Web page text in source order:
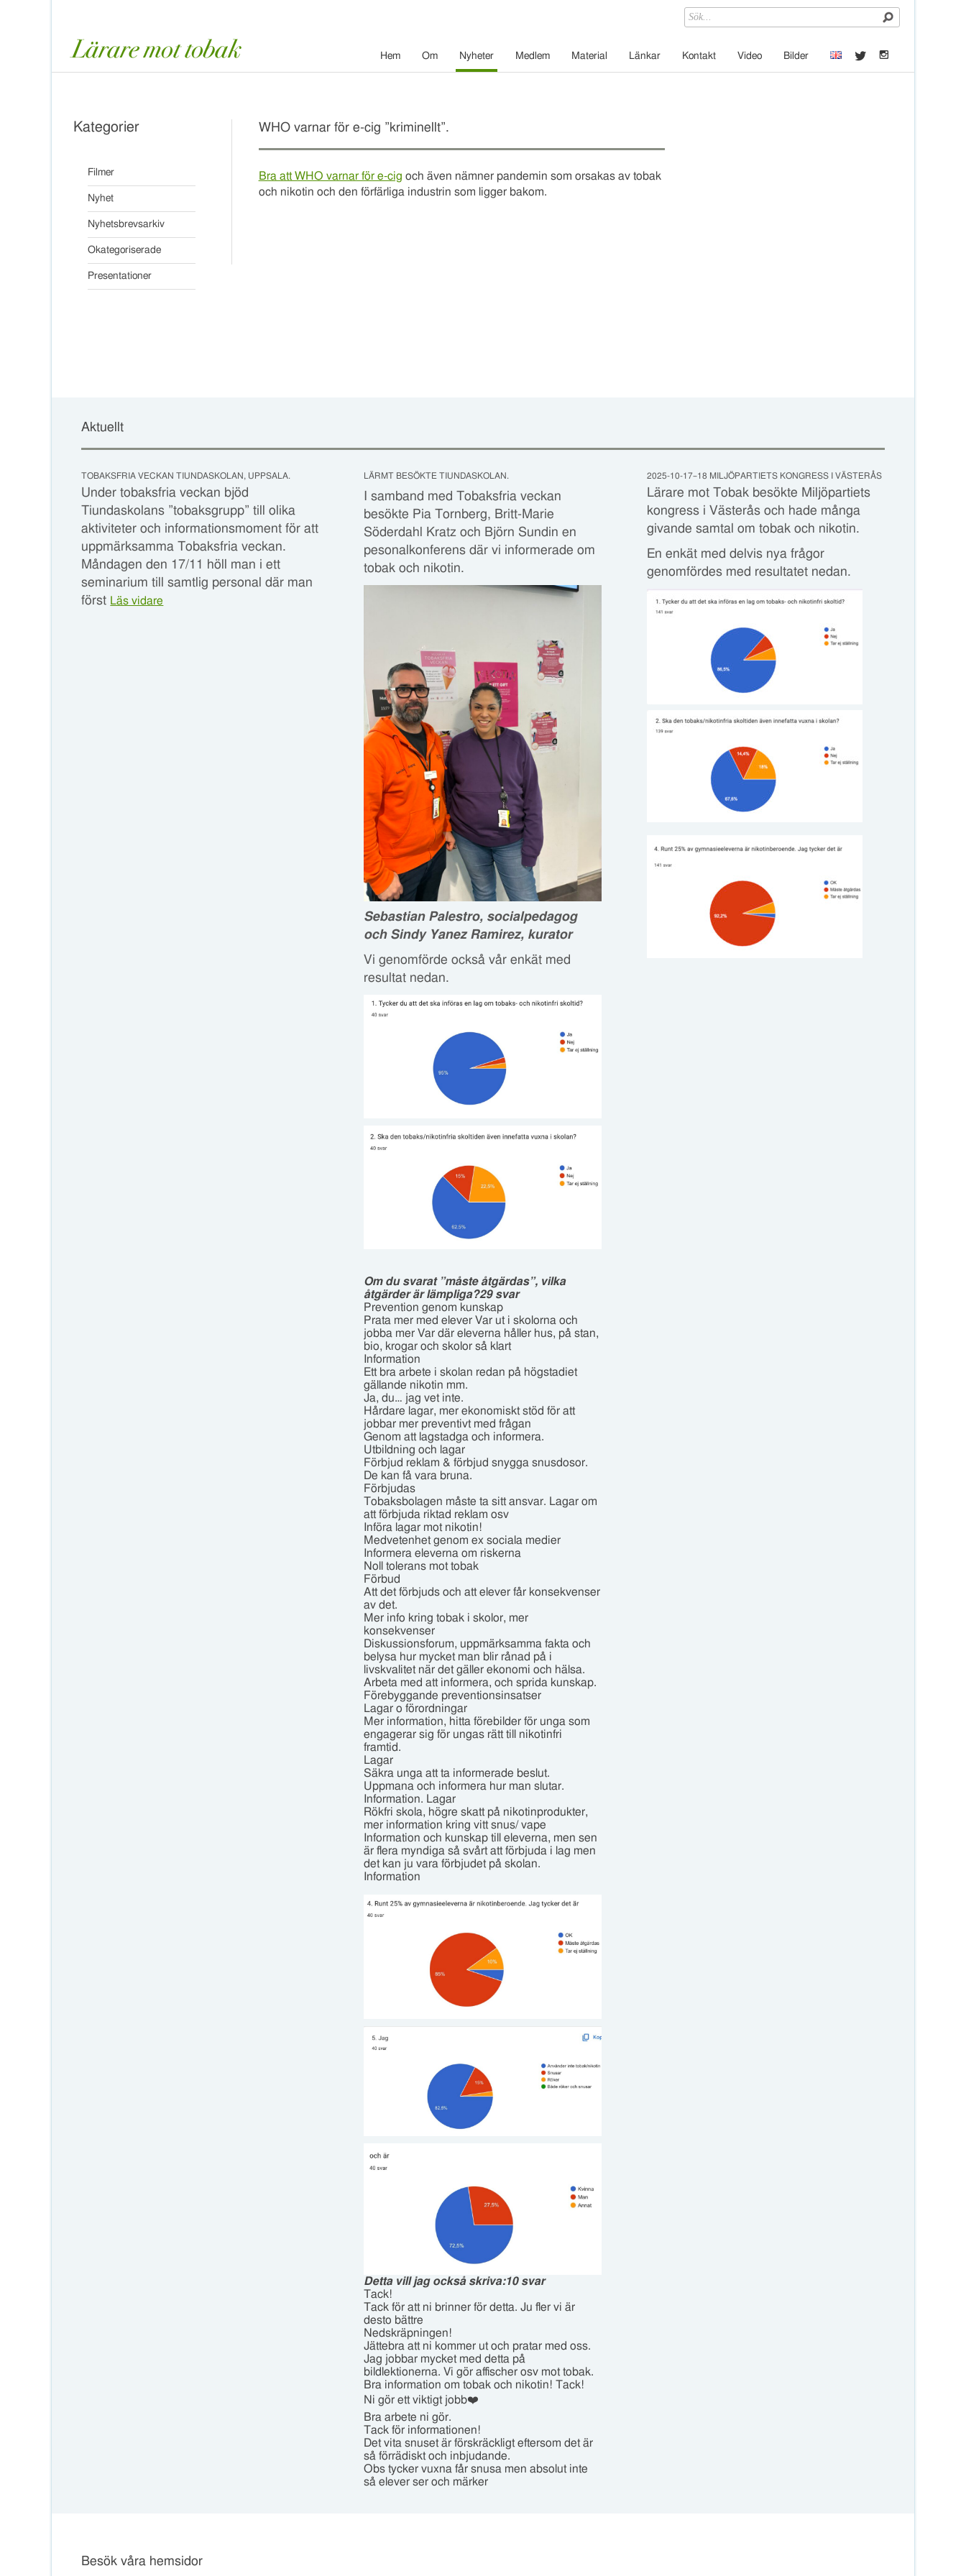
Hem Om Nyheter Medlem Material Länkar Kontakt Video Bilder t e
Kategorier
Filmer
Nyhet
Nyhetsbrevsarkiv
Okategoriserade
Presentationer
WHO varnar för e-cig ”kriminellt”.
Bra att WHO varnar för e-cig och även nämner pandemin som orsakas av tobak
och nikotin och den förfärliga industrin som ligger bakom.
Aktuellt
TOBAKSFRIA VECKAN TIUNDASKOLAN, UPPSALA.
Under tobaksfria veckan bjöd
Tiundaskolans ”tobaksgrupp” till olika
aktiviteter och informationsmoment för att
uppmärksamma Tobaksfria veckan.
Måndagen den 17/11 höll man i ett
seminarium till samtlig personal där man
först Läs vidare
LÄRMT BESÖKTE TIUNDASKOLAN.
I samband med Tobaksfria veckan
besökte Pia Tornberg, Britt-Marie
Söderdahl Kratz och Björn Sundin en
pesonalkonferens där vi informerade om
tobak och nikotin.
Sebastian Palestro, socialpedagog
och Sindy Yanez Ramirez, kurator
Vi genomförde också vår enkät med
resultat nedan.
Om du svarat ”måste åtgärdas”, vilka
åtgärder är lämpliga?29 svar
Prevention genom kunskap
Prata mer med elever Var ut i skolorna och
jobba mer Var där eleverna håller hus, på stan,
bio, krogar och skolor så klart
Information
Ett bra arbete i skolan redan på högstadiet
gällande nikotin mm.
Ja, du… jag vet inte.
Hårdare lagar, mer ekonomiskt stöd för att
jobbar mer preventivt med frågan
Genom att lagstadga och informera.
Utbildning och lagar
Förbjud reklam & förbjud snygga snusdosor.
De kan få vara bruna.
Förbjudas
Tobaksbolagen måste ta sitt ansvar. Lagar om
att förbjuda riktad reklam osv
Införa lagar mot nikotin!
Medvetenhet genom ex sociala medier
Informera eleverna om riskerna
Noll tolerans mot tobak
Förbud
Att det förbjuds och att elever får konsekvenser
av det.
Mer info kring tobak i skolor, mer
konsekvenser
Diskussionsforum, uppmärksamma fakta och
belysa hur mycket man blir rånad på i
livskvalitet när det gäller ekonomi och hälsa.
Arbeta med att informera, och sprida kunskap.
Förebyggande preventionsinsatser
Lagar o förordningar
Mer information, hitta förebilder för unga som
engagerar sig för ungas rätt till nikotinfri
framtid.
Lagar
Säkra unga att ta informerade beslut.
Uppmana och informera hur man slutar.
Information. Lagar
Rökfri skola, högre skatt på nikotinprodukter,
mer information kring vitt snus/ vape
Information och kunskap till eleverna, men sen
är flera myndiga så svårt att förbjuda i lag men
det kan ju vara förbjudet på skolan.
Information
Detta vill jag också skriva:10 svar
Tack!
Tack för att ni brinner för detta. Ju fler vi är
desto bättre
Nedskräpningen!
Jättebra att ni kommer ut och pratar med oss.
Jag jobbar mycket med detta på
bildlektionerna. Vi gör affischer osv mot tobak.
Bra information om tobak och nikotin! Tack!
Ni gör ett viktigt jobb❤️
Bra arbete ni gör.
Tack för informationen!
Det vita snuset är förskräckligt eftersom det är
så förrädiskt och inbjudande.
Obs tycker vuxna får snusa men absolut inte
så elever ser och märker
2025-10-17–18 MILJÖPARTIETS KONGRESS I VÄSTERÅS
Lärare mot Tobak besökte Miljöpartiets
kongress i Västerås och hade många
givande samtal om tobak och nikotin.
En enkät med delvis nya frågor
genomfördes med resultatet nedan.
Besök våra hemsidor